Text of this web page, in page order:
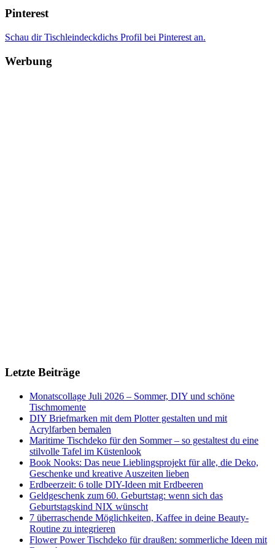
Pinterest
Schau dir Tischleindeckdichs Profil bei Pinterest an.
Werbung
Letzte Beiträge
Monatscollage Juli 2026 – Sommer, DIY und schöne
Tischmomente
DIY Briefmarken mit dem Plotter gestalten und mit
Acrylfarben bemalen
Maritime Tischdeko für den Sommer – so gestaltest du eine
stilvolle Tafel im Küstenlook
Book Nooks: Das neue Lieblingsprojekt für alle, die Deko,
Geschenke und kreative Auszeiten lieben
Erdbeerzeit: 6 tolle DIY-Ideen mit Erdbeeren
Geldgeschenk zum 60. Geburtstag: wenn sich das
Geburtstagskind NIX wünscht
7 überraschende Möglichkeiten, Kaffee in deine Beauty-
Routine zu integrieren
Flower Power Tischdeko für draußen: sommerliche Ideen mit